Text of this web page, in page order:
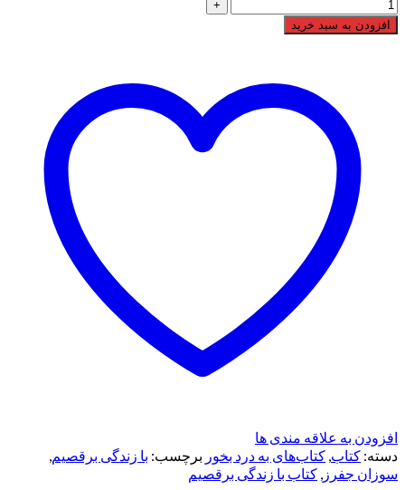
افزودن به سبد خرید
افزودن به علاقه مندی ها
دسته: کتاب, کتاب‌های به درد بخور برچسب: با زندگی برقصیم,
سوزان جفرز , کتاب با زندگی برقصیم